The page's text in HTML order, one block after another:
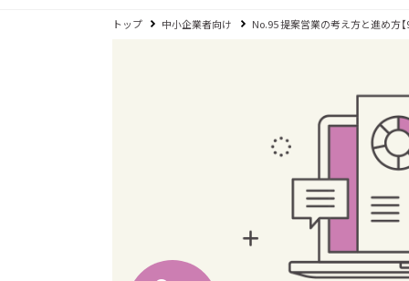
トップ 中小企業者向け No.95 提案営業の考え方と進め方【